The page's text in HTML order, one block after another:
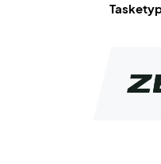
også sagtens kan bruge
I bunden af tasken er der